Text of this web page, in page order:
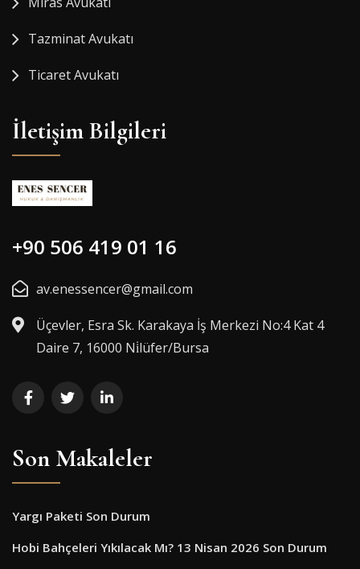
Tazminat Avukatı
Ticaret Avukatı
İletişim Bilgileri
+90 506 419 01 16
av.enessencer@gmail.com
Üçevler, Esra Sk. Karakaya İş Merkezi No:4 Kat 4
Daire 7, 16000 Ni̇lüfer/Bursa
Son Makaleler
Yargı Paketi Son Durum
Hobi Bahçeleri Yıkılacak Mı? 13 Nisan 2026 Son Durum